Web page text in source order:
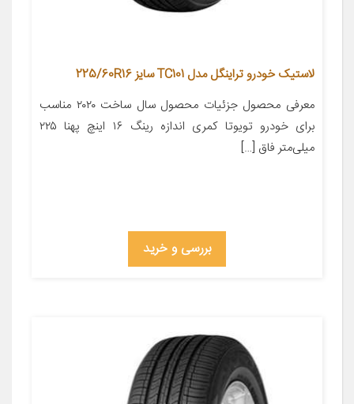
لاستیک خودرو تراینگل مدل TC101 سایز 225/60R16
معرفی محصول جزئیات محصول سال ساخت ۲۰۲۰ مناسب
برای خودرو تویوتا کمری اندازه رینگ ۱۶ اینچ پهنا ۲۲۵
میلی‌متر فاق […]
بررسی و خرید